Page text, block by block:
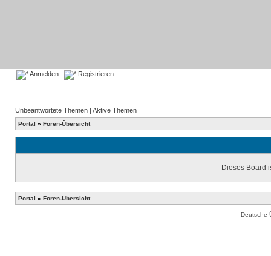
Anmelden Registrieren
Unbeantwortete Themen | Aktive Themen
Portal » Foren-Übersicht
Dieses Board
Portal » Foren-Übersicht
Deutsche